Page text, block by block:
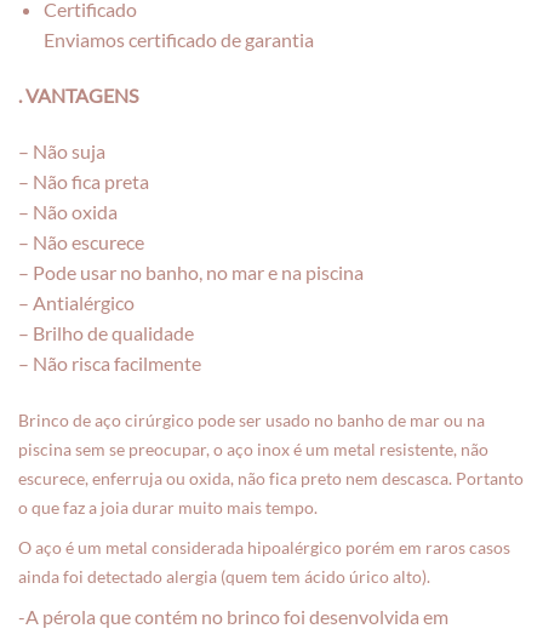
Certificado
Enviamos certificado de garantia
. VANTAGENS
– Não suja
– Não fica preta
– Não oxida
– Não escurece
– Pode usar no banho, no mar e na piscina
– Antialérgico
– Brilho de qualidade
– Não risca facilmente
Brinco de aço cirúrgico pode ser usado no banho de mar ou na
piscina sem se preocupar, o aço inox é um metal resistente, não
escurece, enferruja ou oxida, não fica preto nem descasca. Portanto
o que faz a joia durar muito mais tempo.
O aço é um metal considerada hipoalérgico porém em raros casos
ainda foi detectado alergia (quem tem ácido úrico alto).
-A pérola que contém no brinco foi desenvolvida em